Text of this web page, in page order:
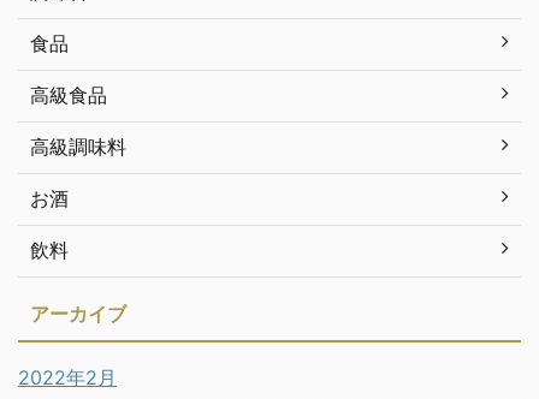
食品
高級食品
高級調味料
お酒
飲料
アーカイブ
2022年2月